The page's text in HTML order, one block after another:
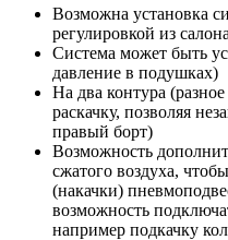
Возможна установка
регулировкой из салона
Система может быть
давление в подушках)
На два контура
раскачку, позволяя
правый борт)
Возможность
сжатого воздуха,
(накачки)
возможность
например подкачку